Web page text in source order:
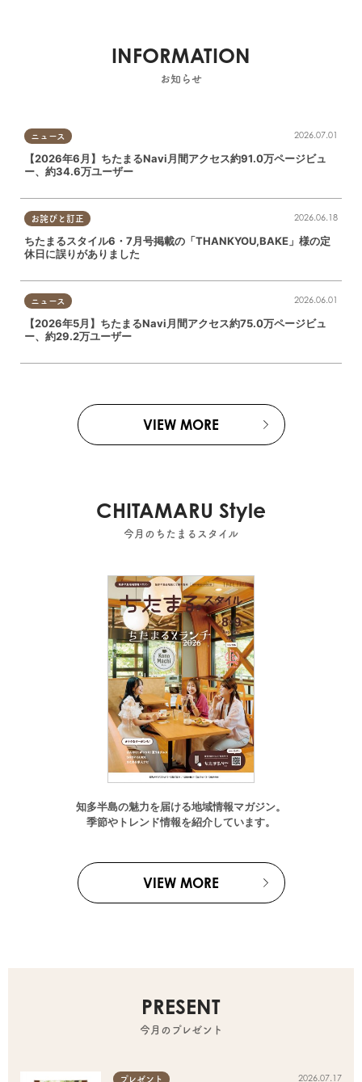
INFORMATION
お知らせ
ニュース 2026.07.01
【2026年6月】ちたまるNavi月間アクセス約91.0万ページビュ
ー、約34.6万ユーザー
お詫びと訂正 2026.06.18
ちたまるスタイル6・7月号掲載の「THANKYOU,BAKE」様の定
休日に誤りがありました
ニュース 2026.06.01
【2026年5月】ちたまるNavi月間アクセス約75.0万ページビュ
ー、約29.2万ユーザー
VIEW MORE
CHITAMARU Style
今月のちたまるスタイル
知多半島の魅力を届ける地域情報マガジン。
季節やトレンド情報を紹介しています。
VIEW MORE
PRESENT
今月のプレゼント
プレゼント 2026.07.17